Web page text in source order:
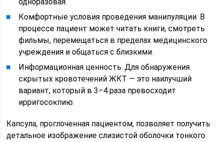
Комфортные условия проведения манипуляции. В
процессе пациент может читать книги, смотреть
фильмы, перемещаться в пределах медицинского
учреждения и общаться с близкими.
Информационная ценность. Для обнаружения
скрытых кровотечений ЖКТ — это наилучший
вариант, который в 3–4 раза превосходит
ирригосокпию.
Капсула, проглоченная пациентом, позволяет получить
детальное изображение слизистой оболочки тонкого